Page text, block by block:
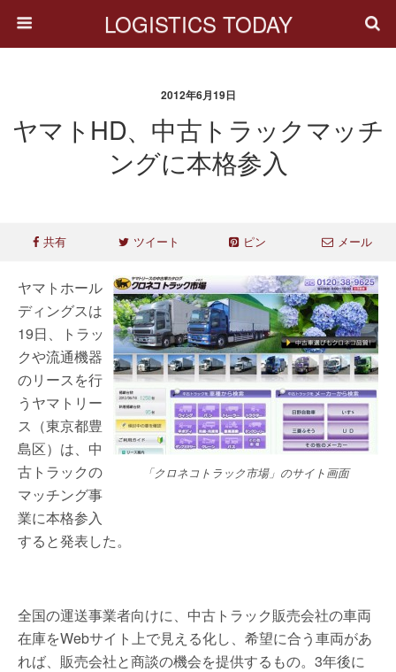
LOGISTICS TODAY
2012年6月19日
ヤマトHD、中古トラックマッチ
ングに本格参入
共有 ツイート ピン メール
「クロネコトラック市場」のサイト画面
ヤマトホール
ディングスは
19日、トラッ
クや流通機器
のリースを行
うヤマトリー
ス（東京都豊
島区）は、中
古トラックの
マッチング事
業に本格参入
すると発表した。
全国の運送事業者向けに、中古トラック販売会社の車両
在庫をWebサイト上で見える化し、希望に合う車両があ
れば、販売会社と商談の機会を提供するもの。3年後に